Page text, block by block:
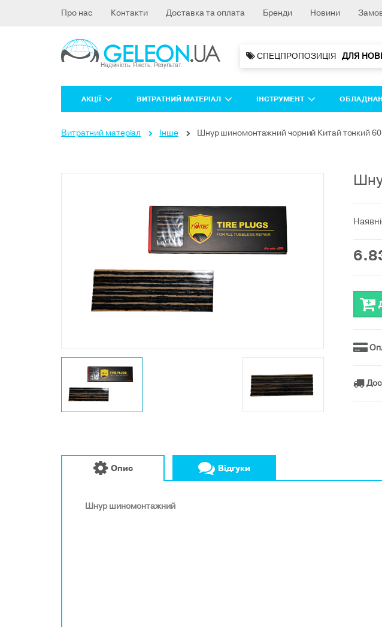
Про нас Контакти Доставка та оплата Бренди Новини
СПЕЦПРОПОЗИЦІЯ ДЛЯ
АКЦІЇ ВИТРАТНИЙ МАТЕРІАЛ ІНСТРУМЕНТ
Витратний матеріал Інше Шнур шиномонтажний чорний Китай тонкий
Опис Відгуки
Шнур шиномонтажний